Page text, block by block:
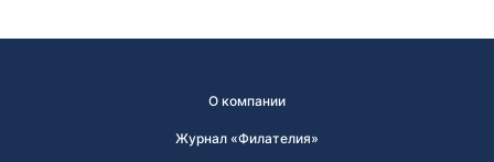
О компании
Журнал «Филателия»